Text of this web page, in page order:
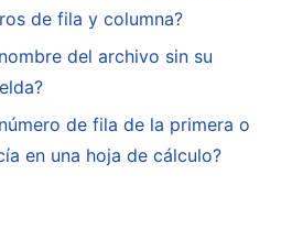
de fila y columna?
del archivo sin su
de fila de la primera o
en una hoja de cálculo?